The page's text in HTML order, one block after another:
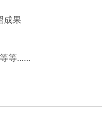
成果
等等……